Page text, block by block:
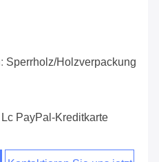
Sperrholz/Holzverpackung
PayPal-Kreditkarte